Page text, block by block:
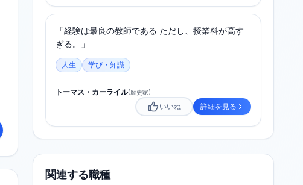
「経験は最良の教師である ただし、授業料が高す
ぎる。」
人生 学び・知識
トーマス・カーライル(歴史家)
いいね 詳細を見る
関連する職種